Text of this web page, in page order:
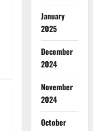
January
2025
December
2024
November
2024
October